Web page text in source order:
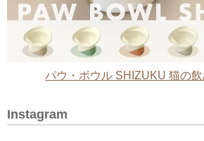
パウ・ボウル SHIZUKU 猫の
Instagram